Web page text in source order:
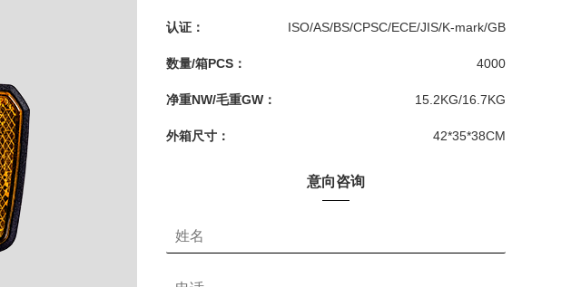
认证： ISO/AS/BS/CPSC/ECE/JIS/K-mark/GB
数量/箱PCS： 4000
净重NW/毛重GW： 15.2KG/16.7KG
外箱尺寸： 42*35*38CM
意向咨询